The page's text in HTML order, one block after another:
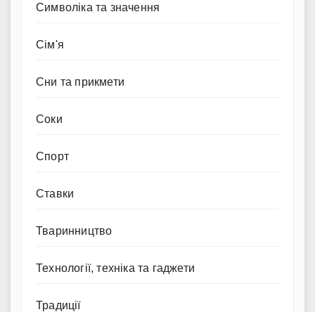
Символіка та значення
Сім'я
Сни та прикмети
Соки
Спорт
Ставки
Тваринництво
Технології, техніка та гаджети
Традиції